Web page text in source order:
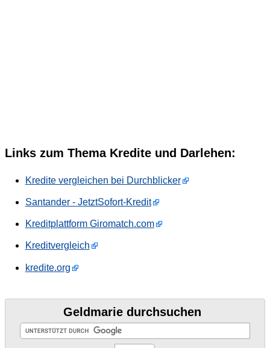
Links zum Thema Kredite und Darlehen:
Kredite vergleichen bei Durchblicker
Santander - JetztSofort-Kredit
Kreditplattform Giromatch.com
Kreditvergleich
kredite.org
Geldmarie durchsuchen